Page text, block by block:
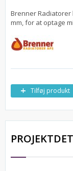
Brenner
mm, for at optage
Tilføj produkt